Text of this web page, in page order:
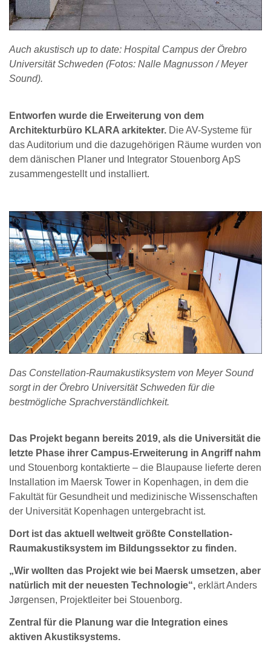
Auch akustisch up to date: Hospital Campus der Örebro
Universität Schweden (Fotos: Nalle Magnusson / Meyer
Sound).
Entworfen wurde die Erweiterung von dem
Architekturbüro KLARA arkitekter. Die AV-Systeme für
das Auditorium und die dazugehörigen Räume wurden von
dem dänischen Planer und Integrator Stouenborg ApS
zusammengestellt und installiert.
Das Constellation-Raumakustiksystem von Meyer Sound
sorgt in der Örebro Universität Schweden für die
bestmögliche Sprachverständlichkeit.
Das Projekt begann bereits 2019, als die Universität die
letzte Phase ihrer Campus-Erweiterung in Angriff nahm
und Stouenborg kontaktierte – die Blaupause lieferte deren
Installation im Maersk Tower in Kopenhagen, in dem die
Fakultät für Gesundheit und medizinische Wissenschaften
der Universität Kopenhagen untergebracht ist.
Dort ist das aktuell weltweit größte Constellation-
Raumakustiksystem im Bildungssektor zu finden.
„Wir wollten das Projekt wie bei Maersk umsetzen, aber
natürlich mit der neuesten Technologie“, erklärt Anders
Jørgensen, Projektleiter bei Stouenborg.
Zentral für die Planung war die Integration eines
aktiven Akustiksystems.